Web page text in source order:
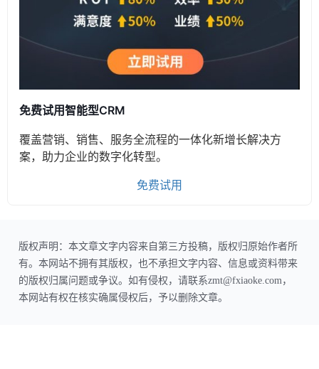
免费试用智能型CRM
覆盖营销、销售、服务全流程的一体化新增长解决方
案，助力企业的数字化转型。
免费试用
版权声明：本文章文字内容来自第三方投稿，版权归原始作者所
有。本网站不拥有其版权，也不承担文字内容、信息或资料带来
的版权归属问题或争议。如有侵权，请联系zmt@fxiaoke.com，
本网站有权在核实确属侵权后，予以删除文章。